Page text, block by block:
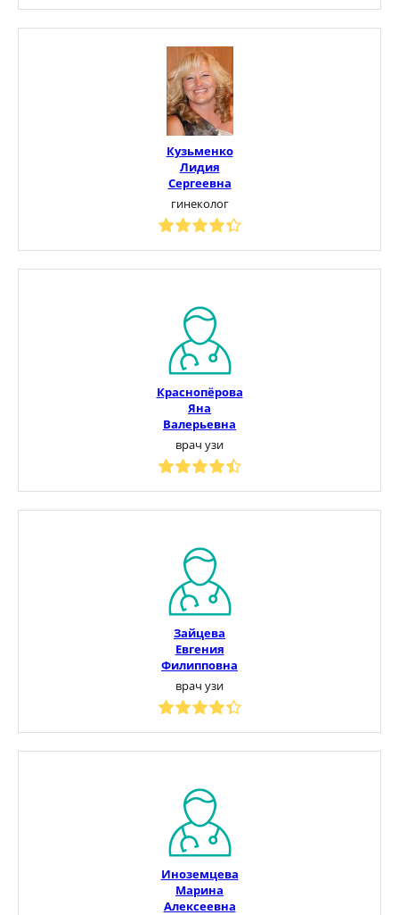
Кузьменко
Лидия
Сергеевна
гинеколог
Краснопёрова
Яна
Валерьевна
врач узи
Зайцева
Евгения
Филипповна
врач узи
Иноземцева
Марина
Алексеевна